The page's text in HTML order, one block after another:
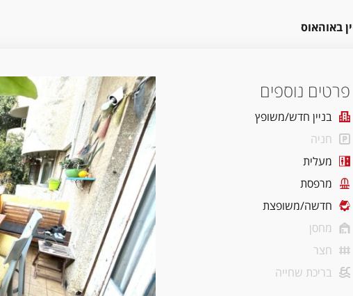
פרטים נוספים
בניין חדש/משופץ
חניה
מעלית
מרפסת
חדשה/משופצת
מחסן
חצר
בריכת שחייה